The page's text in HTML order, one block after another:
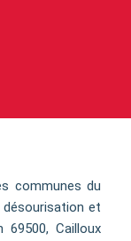
communes du
et
69500, Cailloux